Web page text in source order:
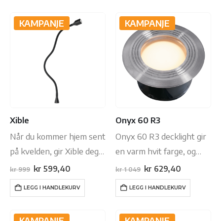
KAMPANJE
Xible
Når du kommer hjem sent
på kvelden, gir Xible deg
en varm velkomst. Denne
svarte fleksible
spotlighten er egnet for å
kr999 Opprinnelig
var:
kr 999.
kr 599,40Nåværende
er:
kr 599,40.
LEGG I HANDLEKURV
KAMPANJE
Onyx 60 R3
Onyx 60 R3 decklight gir
en varm hvit farge, og
leveres med 3 forskjellige
glass: klar, bikube, og opal.
På den måten kan du selv
kr1 049 Opprinnelig
var:
kr 1
049.
kr 629,40
er:
kr 629,40.
LEGG I HANDLEKURV